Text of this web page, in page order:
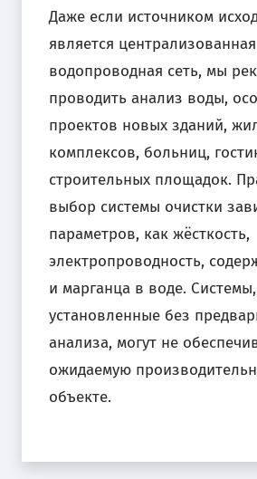
Даже если источником
является централизованная
водопроводная сеть, мы
проводить анализ воды,
проектов новых зданий,
комплексов, больниц,
строительных площадок.
выбор системы очистки
параметров, как жёсткость,
электропроводность,
и марганца в воде. Системы,
установленные без
анализа, могут не
ожидаемую
объекте.